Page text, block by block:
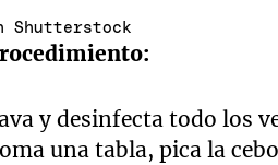
Shutterstock
y desinfecta todo los
una tabla, pica la